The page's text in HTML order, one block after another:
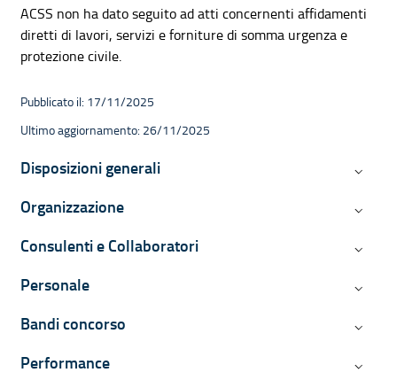
ACSS non ha dato seguito ad atti concernenti affidamenti
diretti di lavori, servizi e forniture di somma urgenza e
protezione civile.
Pubblicato il: 17/11/2025
Ultimo aggiornamento: 26/11/2025
Navigazione contestuale di
Disposizioni generali
Organizzazione
Consulenti e Collaboratori
Personale
Bandi concorso Bandi
Performance